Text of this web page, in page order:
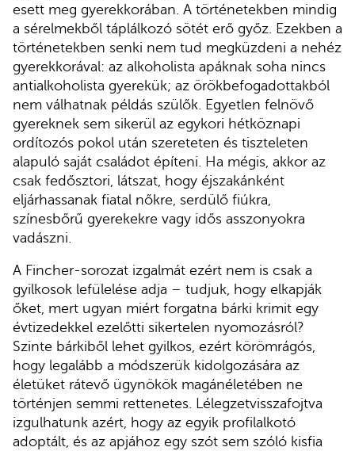
esett meg gyerekkorában. A történetekben mindig
a sérelmekből táplálkozó sötét erő győz. Ezekben a
történetekben senki nem tud megküzdeni a nehéz
gyerekkorával: az alkoholista apáknak soha nincs
antialkoholista gyerekük; az örökbefogadottakból
nem válhatnak példás szülők. Egyetlen felnövő
gyereknek sem sikerül az egykori hétköznapi
ordítozós pokol után szereteten és tiszteleten
alapuló saját családot építeni. Ha mégis, akkor az
csak fedősztori, látszat, hogy éjszakánként
eljárhassanak fiatal nőkre, serdülő fiúkra,
színesbőrű gyerekekre vagy idős asszonyokra
vadászni.
A Fincher-sorozat izgalmát ezért nem is csak a
gyilkosok lefülelése adja – tudjuk, hogy elkapják
őket, mert ugyan miért forgatna bárki krimit egy
évtizedekkel ezelőtti sikertelen nyomozásról?
Szinte bárkiből lehet gyilkos, ezért körömrágós,
hogy legalább a módszerük kidolgozására az
életüket rátevő ügynökök magánéletében ne
történjen semmi rettenetes. Lélegzetvisszafojtva
izgulhatunk azért, hogy az egyik profilalkotó
adoptált, és az apjához egy szót sem szóló kisfia